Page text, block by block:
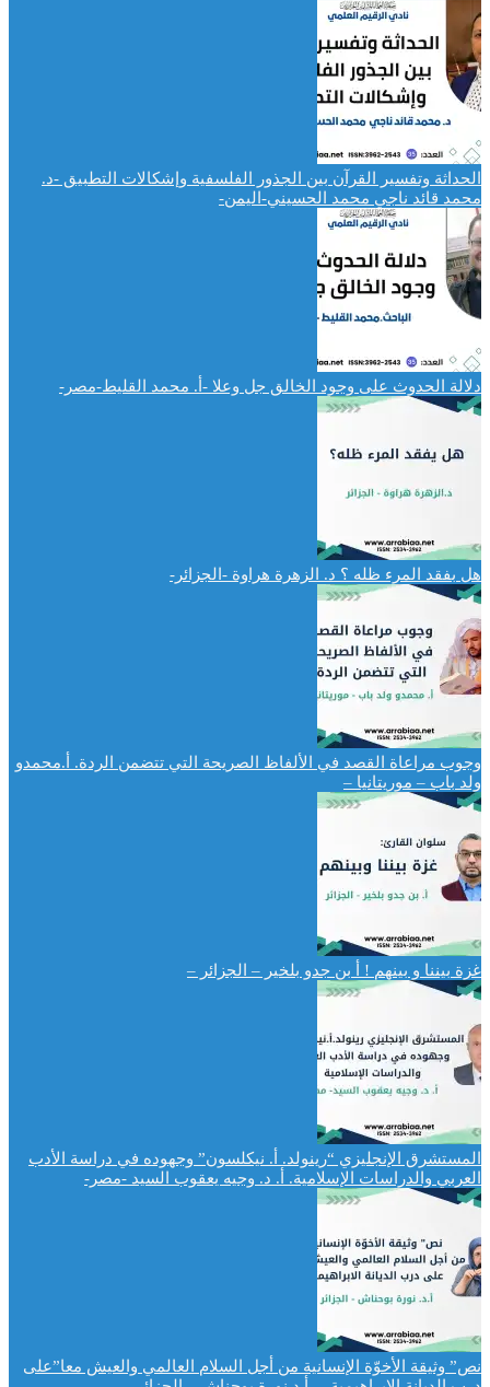
الحداثة وتفسير القرآن بين الجذور الفلسفية وإشكالات التطبيق -د.
محمد قائد ناجي محمد الحسيني-اليمن-
دلالة الحدوث على وجود الخالق جل وعلا -أ. محمد القليط-مصر-
هل بفقد المرء ظله ؟ د. الزهرة هراوة -الجزائر-
وجوب مراعاة القصد في الألفاظ الصريحة التي تتضمن الردة. أ.محمدو
ولد باب – موريتانيا –
غزة بيننا و بينهم ! أ بن جدو بلخير – الجزائر –
المستشرق الإنجليزي “رينولد. أ. نيكلسون” وجهوده في دراسة الأدب
العربي والدراسات الإسلامية. أ. د. وجيه يعقوب السيد -مصر-
نص” وثيقة الأخوّة الإنسانية من أجل السلام العالمي والعيش معا”على